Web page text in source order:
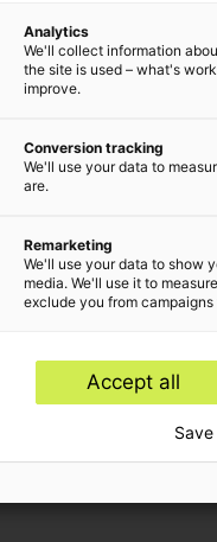
van
naar
Analytics
Analytics
We'll collect information
the site is used – what's
improve.
Conversion tracking
We'll use your data to
are.
Remarketing
We'll use your data to show
media. We'll use it to
exclude you from
Accept all